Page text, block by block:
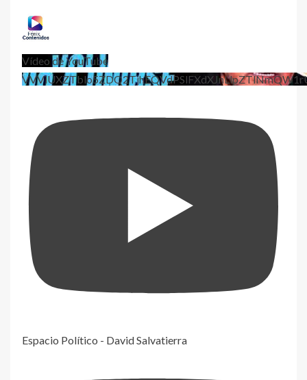
Vídeo de YouTube
Espacio Político - David Salvatierra